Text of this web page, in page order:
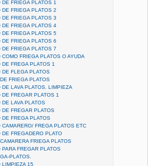
FRIEGA PLATOS 1
FRIEGA PLATOS 2
FRIEGA PLATOS 3
DE FRIEGA PLATOS 4
DE FRIEGA PLATOS 5
FRIEGA PLATOS 6
FRIEGA PLATOS 7
FRIEGA PLATOS O AYUDA
FREGA PLATOS 1
DE FLEGA PLATOS
FRIEGA PLATOS
LAVA PLATOS. LIMPIEZA
FREGAR PLATOS 1
LAVA PLATOS
DE FREGAR PLATOS
FREGA PLATOS
FREGA PLATOS ETC
DE FREGADERO PLATO
FRIEGA PLATOS
FREGAR PLATOS
PLATOS.
LIMPIEZA 15